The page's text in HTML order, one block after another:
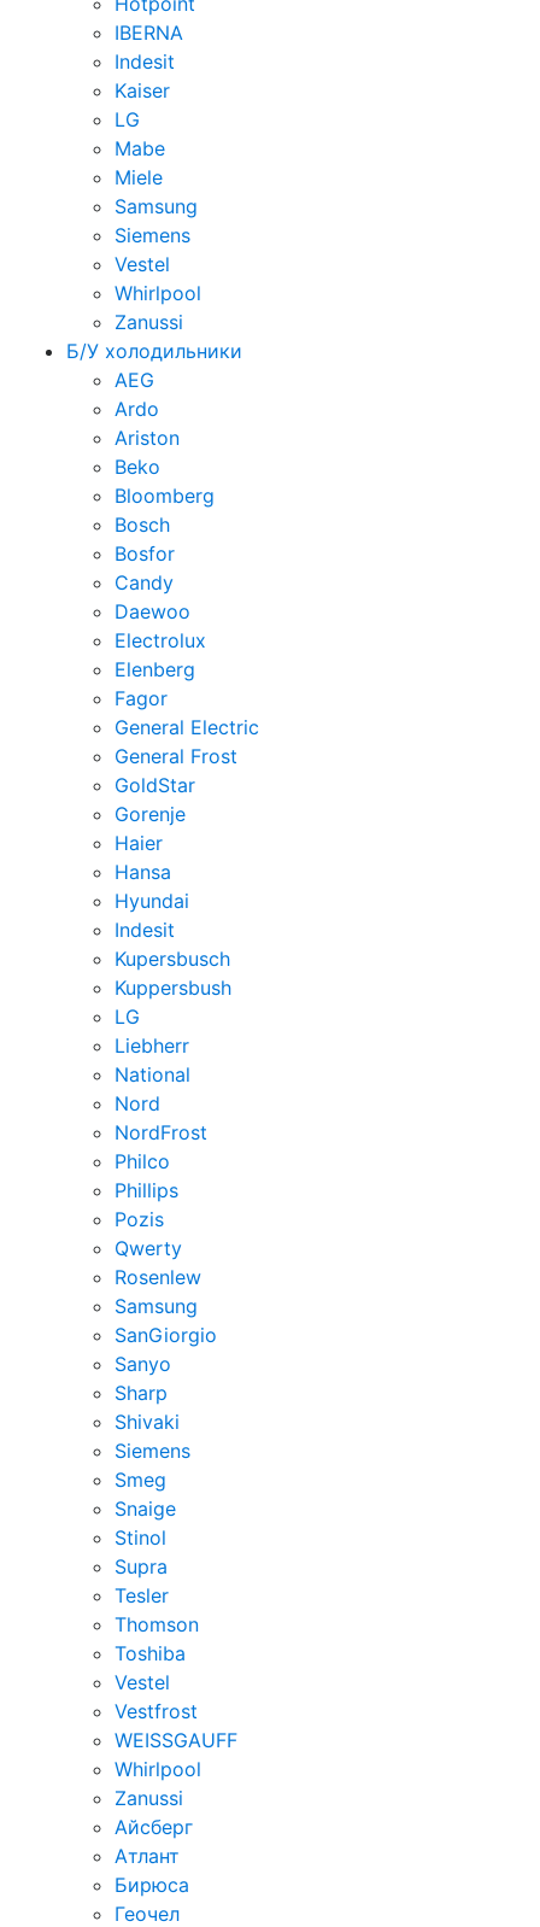
IBERNA
Indesit
Kaiser
LG
Mabe
Miele
Samsung
Siemens
Vestel
Whirlpool
Zanussi
Б/У холодильники
AEG
Ardo
Ariston
Beko
Bloomberg
Bosch
Bosfor
Candy
Daewoo
Electrolux
Elenberg
Fagor
General Electric
General Frost
GoldStar
Gorenje
Haier
Hansa
Hyundai
Indesit
Kupersbusch
Kuppersbush
LG
Liebherr
National
Nord
NordFrost
Philco
Phillips
Pozis
Qwerty
Rosenlew
Samsung
SanGiorgio
Sanyo
Sharp
Shivaki
Siemens
Smeg
Snaige
Stinol
Supra
Tesler
Thomson
Toshiba
Vestel
Vestfrost
WEISSGAUFF
Whirlpool
Zanussi
Айсберг
Атлант
Бирюса
Геочел